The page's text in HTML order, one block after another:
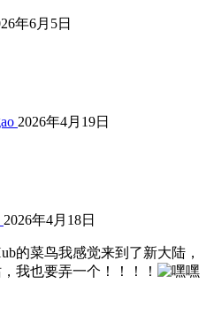
年6月5日
2026年4月19日
2026年4月18日
的菜鸟我感觉来到了新大陆，
我也要弄一个！！！！